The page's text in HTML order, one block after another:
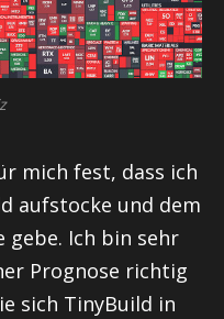
mich fest, dass ich
aufstocke und dem
gebe. Ich bin sehr
Prognose richtig
sich TinyBuild in